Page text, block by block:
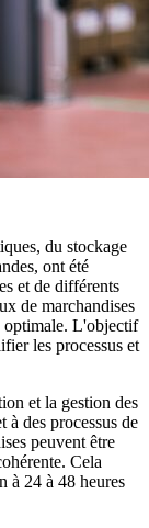
du stockage
ont été
et de différents
de marchandises
optimale. L'objectif
les processus et
et la gestion des
à des processus de
peuvent être
Cela
à 24 à 48 heures